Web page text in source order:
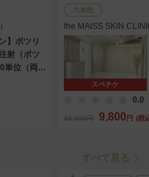
】ボツリ
射（ボツ
単位（両エ
六本松
the MAISS SKIN
ススキンクリニック
スペチケ
0.0
19,300円 9,800 円 (税
すべて見る